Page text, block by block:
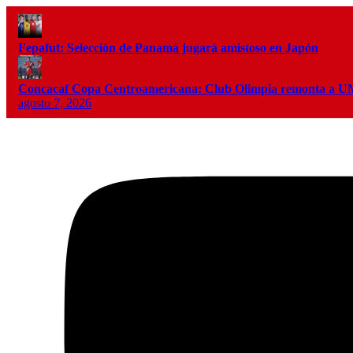
Fepafut: Selección de Panamá jugará amistoso en Japón
Concacaf Copa Centroamericana: Club Olimpia remonta a
agosto 7, 2026